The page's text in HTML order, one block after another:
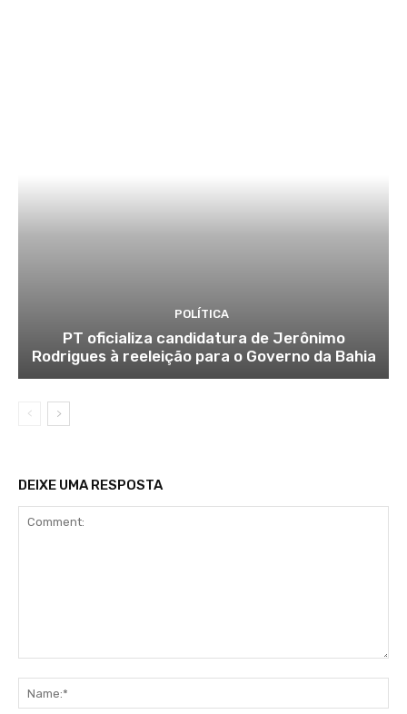
POLÍTICA
PT oficializa candidatura de Jerônimo
Rodrigues à reeleição para o Governo da Bahia
DEIXE UMA RESPOSTA